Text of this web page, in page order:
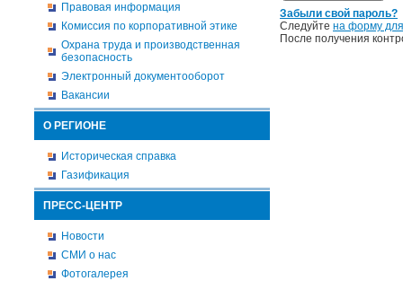
Правовая информация
Комиссия по корпоративной этике
Охрана труда и производственная
безопасность
Электронный документооборот
Вакансии
О РЕГИОНЕ
Историческая справка
Газификация
ПРЕСС-ЦЕНТР
Новости
СМИ о нас
Фотогалерея
Забыли свой пароль?
Следуйте на форму
После получения